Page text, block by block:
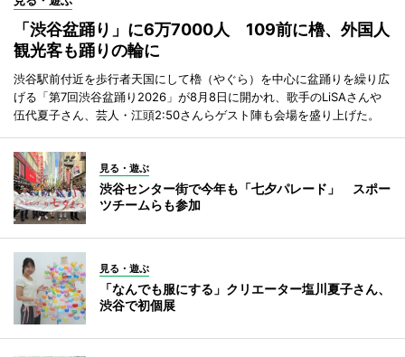
「渋谷盆踊り」に6万7000人 109前に櫓、外国人
観光客も踊りの輪に
渋谷駅前付近を歩行者天国にして櫓（やぐら）を中心に盆踊りを繰り広
げる「第7回渋谷盆踊り2026」が8月8日に開かれ、歌手のLiSAさんや
伍代夏子さん、芸人・江頭2:50さんらゲスト陣も会場を盛り上げた。
見る・遊ぶ
渋谷センター街で今年も「七夕パレード」 スポー
ツチームらも参加
見る・遊ぶ
「なんでも服にする」クリエーター塩川夏子さん、
渋谷で初個展